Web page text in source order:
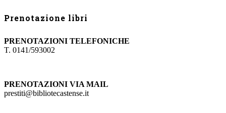
Prenotazione libri
PRENOTAZIONI TELEFONICHE
T. 0141/593002
PRENOTAZIONI VIA MAIL
prestiti@bibliotecastense.it